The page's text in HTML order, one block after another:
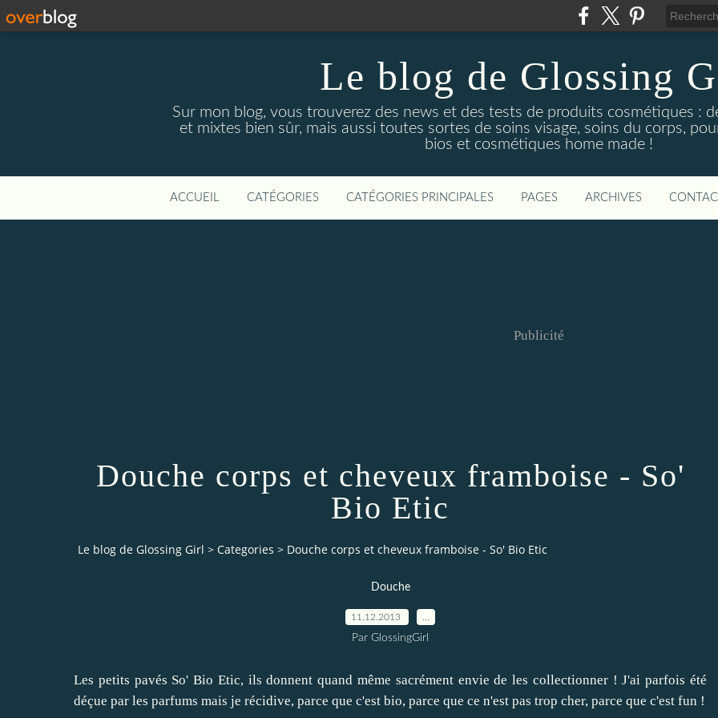
Le blog de Glossing
Sur mon blog, vous trouverez des news et des tests de produits cosmétiques :
et mixtes bien sûr, mais aussi toutes sortes de soins visage, soins du corps,
bios et cosmétiques home made !
ACCUEIL CATÉGORIES CATÉGORIES PRINCIPALES PAGES ARCHIVES
Publicité
Douche corps et cheveux framboise - So'
Bio Etic
Le blog de Glossing Girl > Categories > Douche corps et cheveux framboise - So' Bio Etic
Douche
11.12.2013
Par GlossingGirl
Les petits pavés So' Bio Etic, ils donnent quand même sacrément envie de les collectionner ! J'ai parfois été
déçue par les parfums mais je récidive, parce que c'est bio, parce que ce n'est pas trop cher, parce que c'est fun !